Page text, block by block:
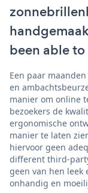
been able
Een paar
en
manier om online
bezoekers de
ergonomische
manier te laten
hiervoor geen
different third-
geen van hen leek
onhandig en